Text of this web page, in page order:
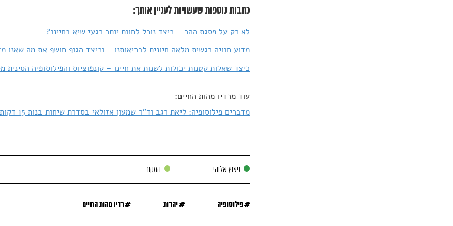
כתבות נוספות שעשויות לעניין אותך:
לא רק על פסגת ההר – כיצד נוכל לחוות יותר רגעי שיא בחיינו?
מדוע חוויה רגשית מלאה חיונית לבריאותנו – וכיצד הגוף חושף את מה שאנו
כיצד שאלות קטנות יכולות לשנות את חיינו – קונפוציוס והפילוסופיה הסינית
עוד מרדיו מהות החיים:
מדברים פילוסופיה: ליאת רגב וד"ר שמעון אזולאי בסדרת שיחות בנות 15 דקות על שאלות של מהות
ניצוץ אלוהי המקור
#פילוסופיה #יהדות #רדיו מהות החיים